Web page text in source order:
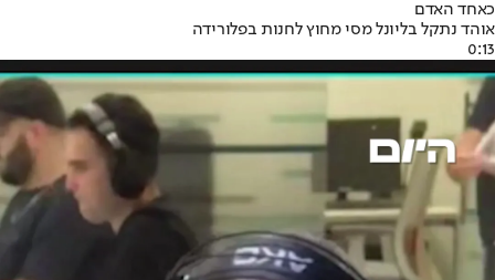
כאחד האדם
אוהד נתקל בליונל מסי מחוץ לחנות בפלורידה
0:13